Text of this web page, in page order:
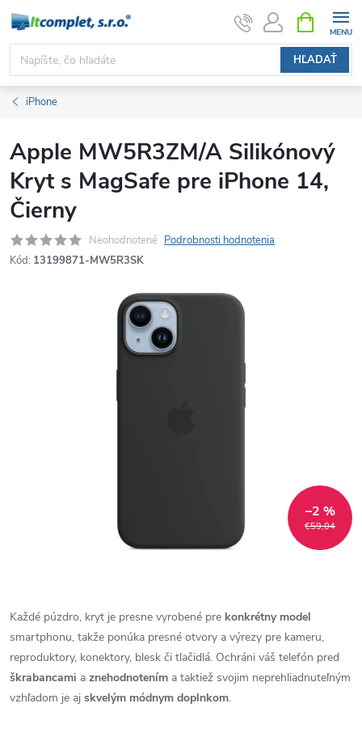
Prejsť
obsah
HĽADAŤ
KOŠÍK
iPhone
Apple MW5R3ZM/A Silikónový
Kryt s MagSafe pre iPhone 14,
Čierny
Neohodnotené Podrobnosti hodnotenia
Kód: 13199871-MW5R3SK
€59,04
–2 %
Každé púzdro, kryt je presne vyrobené pre konkrétny model
smartphonu, takže ponúka presné otvory a výrezy pre kameru,
reproduktory, konektory, blesk či tlačidlá. Ochráni váš telefón pred
škrabancami a znehodnotením a taktiež svojim neprehliadnuteľným
vzhľadom je aj skvelým módnym doplnkom.